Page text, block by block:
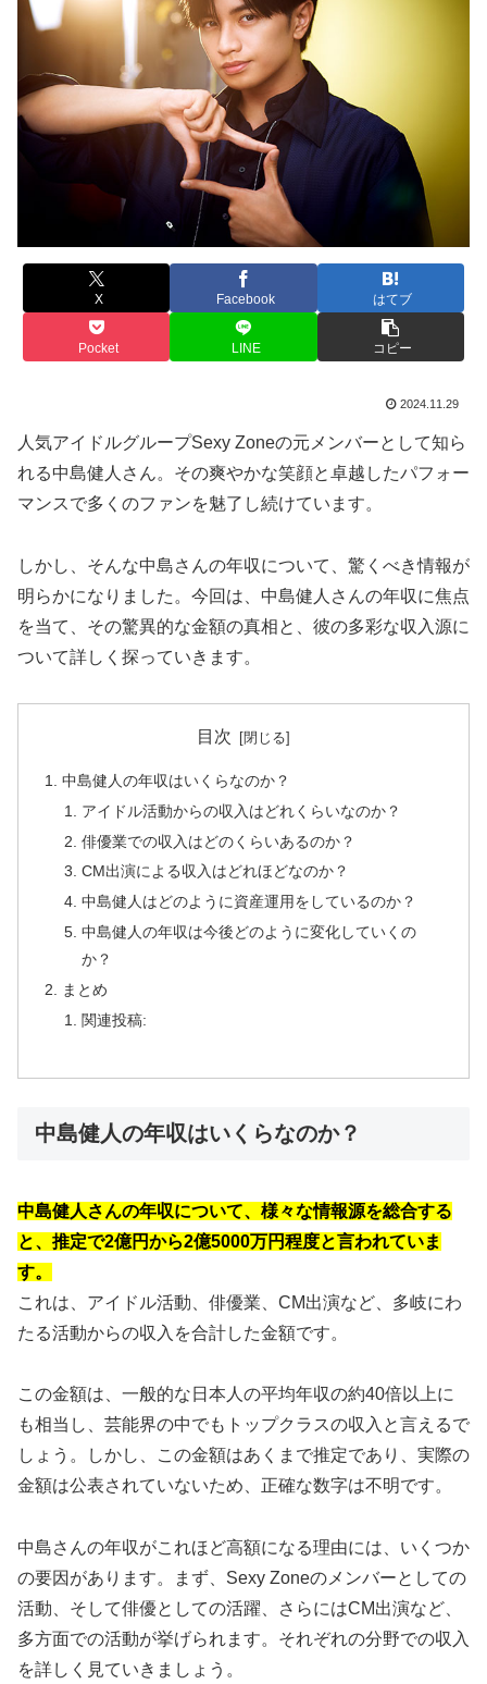
X Facebook はてブ
Pocket LINE コピー
2024.11.29
人気アイドルグループSexy Zoneの元メンバーとして知ら
れる中島健人さん。その爽やかな笑顔と卓越したパフォー
マンスで多くのファンを魅了し続けています。
しかし、そんな中島さんの年収について、驚くべき情報が
明らかになりました。今回は、中島健人さんの年収に焦点
を当て、その驚異的な金額の真相と、彼の多彩な収入源に
ついて詳しく探っていきます。
目次
中島健人の年収はいくらなのか？
アイドル活動からの収入はどれくらいなのか？
俳優業での収入はどのくらいあるのか？
CM出演による収入はどれほどなのか？
中島健人はどのように資産運用をしているのか？
中島健人の年収は今後どのように変化していくの
か？
まとめ
関連投稿:
中島健人の年収はいくらなのか？
中島健人さんの年収について、様々な情報源を総合する
と、推定で2億円から2億5000万円程度と言われていま
す。
これは、アイドル活動、俳優業、CM出演など、多岐にわ
たる活動からの収入を合計した金額です。
この金額は、一般的な日本人の平均年収の約40倍以上に
も相当し、芸能界の中でもトップクラスの収入と言えるで
しょう。しかし、この金額はあくまで推定であり、実際の
金額は公表されていないため、正確な数字は不明です。
中島さんの年収がこれほど高額になる理由には、いくつか
の要因があります。まず、Sexy Zoneのメンバーとしての
活動、そして俳優としての活躍、さらにはCM出演など、
多方面での活動が挙げられます。それぞれの分野での収入
を詳しく見ていきましょう。